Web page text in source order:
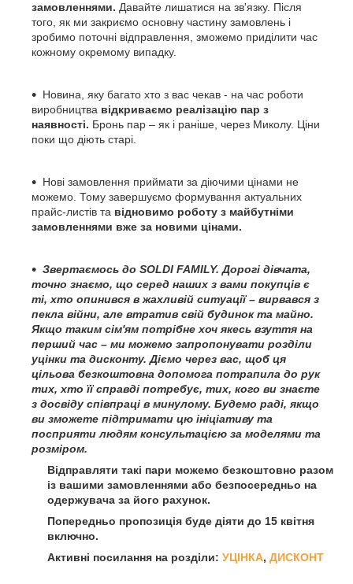
замовленнями. Давайте лишатися на зв'язку. Після
того, як ми закриємо основну частину замовлень і
зробимо поточні відправлення, зможемо приділити час
кожному окремому випадку.
Новина, яку багато хто з вас чекав - на час роботи
виробництва відкриваємо реалізацію пар з
наявності. Бронь пар – як і раніше, через Миколу. Ціни
поки що діють старі.
Нові замовлення приймати за діючими цінами не
можемо. Тому завершуємо формування актуальних
прайс-листів та відновимо роботу з майбутніми
замовленнями вже за новими цінами.
Звертаємось до SOLDI FAMILY. Дорогі дівчата,
точно знаємо, що серед наших з вами покупців є
ті, хто опинився в жахливій ситуації – вирвався з
пекла війни, але втратив свій будинок та майно.
Якщо таким сім'ям потрібне хоч якесь взуття на
перший час – ми можемо запропонувати розділи
уцінки та дисконту. Діємо через вас, щоб ця
цільова безкоштовна допомога потрапила до рук
тих, хто її справді потребує, тих, кого ви знаєте
з досвіду співпраці в минулому. Будемо раді, якщо
ви зможете підтримати цю ініціативу та
посприяти людям консультацією за моделями та
розміром.
Відправляти такі пари можемо безкоштовно разом
із вашими замовленнями або безпосередньо на
одержувача за його рахунок.
Попередньо пропозиція буде діяти до 15 квітня
включно.
Активні посилання на розділи: УЦІНКА, ДИСКОНТ